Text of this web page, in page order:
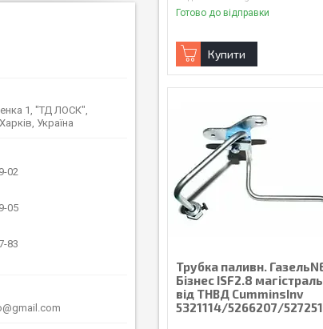
Готово до відправки
Купити
Трубка паливн.
Бізнес ISF2.8
від ТНВД CumminsInv
5321114/5266207/
1, "ТД ЛОСК",
Україна
02
05
83